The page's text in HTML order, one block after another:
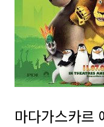
마다가스카르